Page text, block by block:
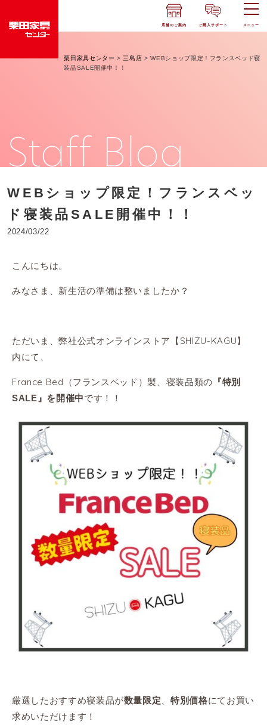
店舗のご案内 ご購入サポート メニュー
栗田家具センター > 三島店 >WEBショップ限定！フランスベッド寝
装品SALE開催中！！
Staff Blog
WEBショップ限定！フランスベッ
ド寝装品SALE開催中！！
2024/03/22
こんにちは。
みなさま、新生活の準備は整いましたか？
ただいま、弊社公式オンラインストア【SHIZU-KAGU】
内にて、
France Bed（フランスベッド）製、寝装品類の 『特別
SALE』を開催中です！！
厳選したおすすめ寝装品が数量限定 、特別価格にてお買い
求めいただけます！